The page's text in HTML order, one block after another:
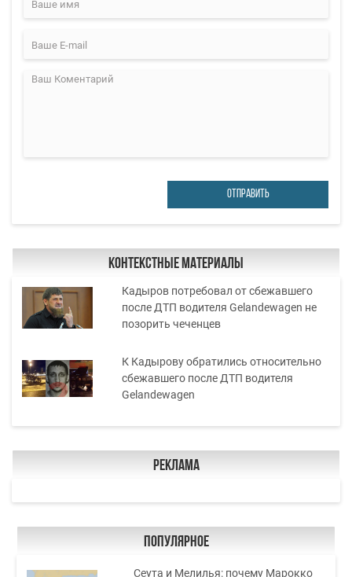
ОТПРАВИТЬ
Контекстные материалы
Кадыров потребовал от сбежавшего
после ДТП водителя Gelandewagen не
позорить чеченцев
К Кадырову обратились относительно
сбежавшего после ДТП водителя
Gelandewagen
Реклама
Популярное
Сеута и Мелилья: почему Марокко